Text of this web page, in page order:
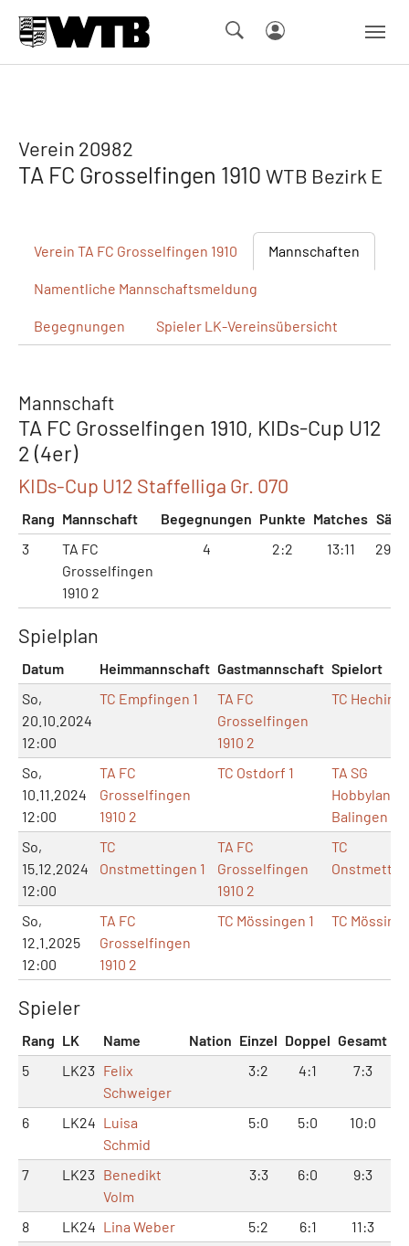
Verein 20982
TA FC Grosselfingen 1910 WTB Bezirk E
Verein TA FC Grosselfingen 1910 Mannschaften
Namentliche Mannschaftsmeldung
Begegnungen Spieler LK-Vereinsübersicht
Mannschaft
TA FC Grosselfingen 1910, KIDs-Cup U12
2 (4er)
KIDs-Cup U12 Staffelliga Gr. 070
Rang Mannschaft Begegnungen Punkte Matches
3
TA FC
Grosselfingen
1910 2
4 2:2 13:11
Spielplan
Datum Heimmannschaft Gastmannschaft Spielort
So,
20.10.2024
12:00
TC Empfingen 1
TA FC
Grosselfingen
1910 2
TC
So,
10.11.2024
12:00
TA FC
Grosselfingen
1910 2
TC Ostdorf 1
TA SG
Hobbyland
Balingen
So,
15.12.2024
12:00
TC
Onstmettingen 1
TA FC
Grosselfingen
1910 2
TC
So,
12.1.2025
12:00
TA FC
Grosselfingen
1910 2
TC Mössingen 1 TC
Spieler
Rang LK Name Nation Einzel Doppel Gesamt
5
LK23 Felix
Schweiger
3:2 4:1 7:3
6 LK24 Luisa
Schmid
5:0 5:0 10:0
7 LK23 Benedikt
Volm
3:3 6:0 9:3
8 LK24 Lina Weber 5:2 6:1
11:3